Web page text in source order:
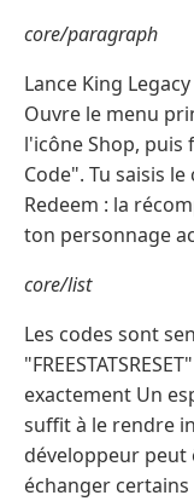
core/paragraph
Lance King
Ouvre le menu
l'icône Shop, puis
Code". Tu saisis
Redeem : la
ton personnage
core/list
Les codes sont
exactement Un
suffit à le rendre
développeur
échanger